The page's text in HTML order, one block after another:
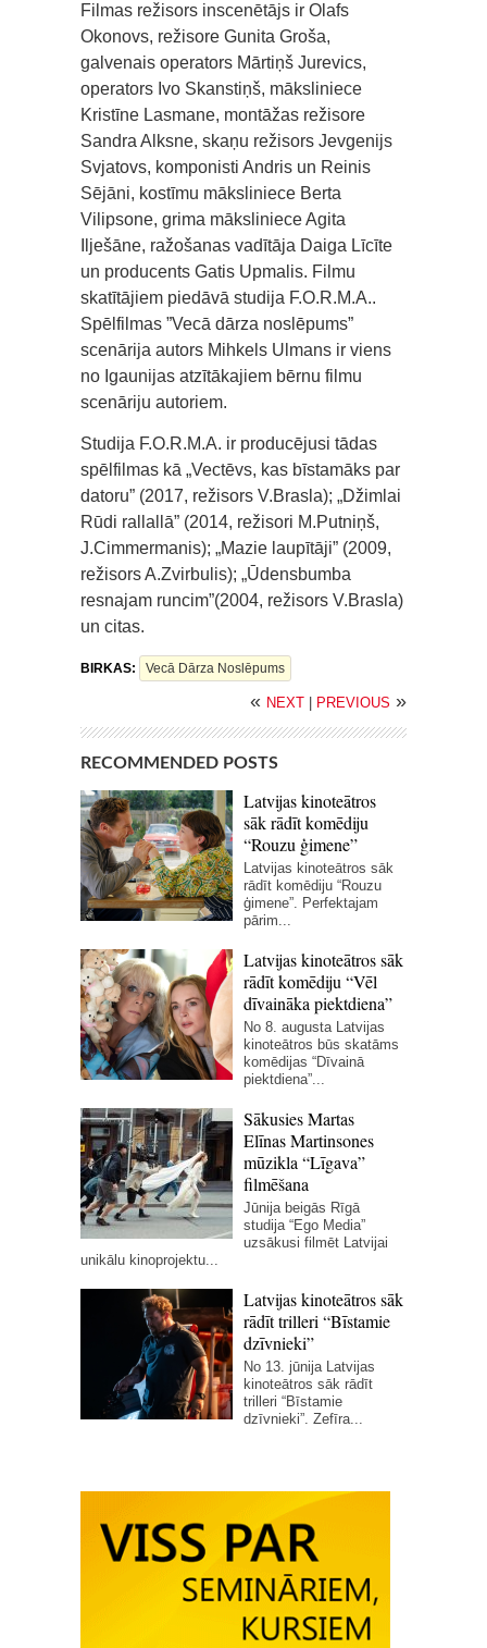
Filmas režisors inscenētājs ir Olafs
Okonovs, režisore Gunita Groša,
galvenais operators Mārtiņš Jurevics,
operators Ivo Skanstiņš, māksliniece
Kristīne Lasmane, montāžas režisore
Sandra Alksne, skaņu režisors Jevgenijs
Svjatovs, komponisti Andris un Reinis
Sējāni, kostīmu māksliniece Berta
Vilipsone, grima māksliniece Agita
Ilješāne, ražošanas vadītāja Daiga Līcīte
un producents Gatis Upmalis. Filmu
skatītājiem piedāvā studija F.O.R.M.A..
Spēlfilmas ”Vecā dārza noslēpums”
scenārija autors Mihkels Ulmans ir viens
no Igaunijas atzītākajiem bērnu filmu
scenāriju autoriem.
Studija F.O.R.M.A. ir producējusi tādas
spēlfilmas kā „Vectēvs, kas bīstamāks par
datoru” (2017, režisors V.Brasla); „Džimlai
Rūdi rallallā” (2014, režisori M.Putniņš,
J.Cimmermanis); „Mazie laupītāji” (2009,
režisors A.Zvirbulis); „Ūdensbumba
resnajam runcim”(2004, režisors V.Brasla)
un citas.
BIRKAS: Vecā Dārza Noslēpums
« NEXT PREVIOUS »
RECOMMENDED POSTS
Latvijas kinoteātros
sāk rādīt komēdiju
“Rouzu ģimene”
Latvijas kinoteātros sāk
rādīt komēdiju “Rouzu
ģimene”. Perfektajam
pārim...
Latvijas kinoteātros sāk
rādīt komēdiju “Vēl
dīvaināka piektdiena”
No 8. augusta Latvijas
kinoteātros būs skatāms
komēdijas “Dīvainā
piektdiena”...
Sākusies Martas
Elīnas Martinsones
mūzikla “Līgava”
filmēšana
Jūnija beigās Rīgā
studija “Ego Media”
uzsākusi filmēt Latvijai
unikālu kinoprojektu...
Latvijas kinoteātros sāk
rādīt trilleri “Bīstamie
dzīvnieki”
No 13. jūnija Latvijas
kinoteātros sāk rādīt
trilleri “Bīstamie
dzīvnieki”. Zefīra...